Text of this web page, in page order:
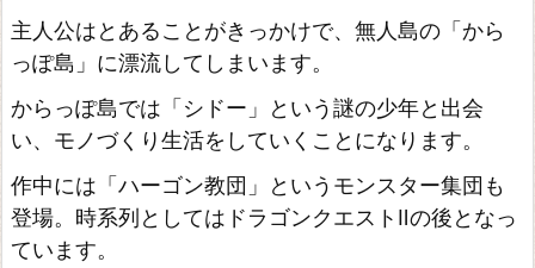
主人公はとあることがきっかけで、無人島の「から
っぽ島」に漂流してしまいます。
からっぽ島では「シドー」という謎の少年と出会
い、モノづくり生活をしていくことになります。
作中には「ハーゴン教団」というモンスター集団も
登場。時系列としてはドラゴンクエストⅡの後となっ
ています。